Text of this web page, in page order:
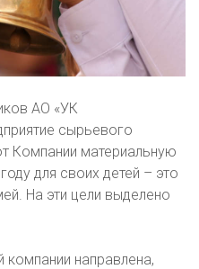
АО «УК
сырьевого
Компании материальную
для своих детей – это
На эти цели выделено
компании направлена,